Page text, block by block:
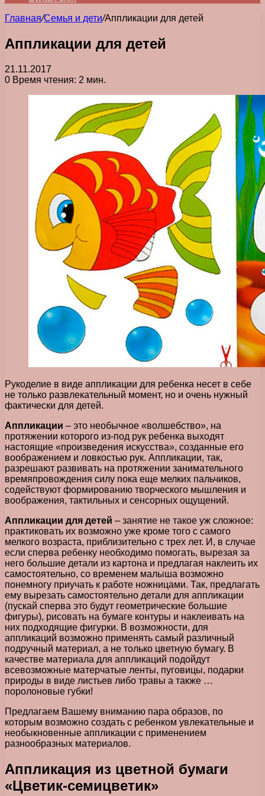
Главная/Семья и дети/Аппликации для детей
Аппликации для детей
21.11.2017
0 Время чтения: 2 мин.
Рукоделие в виде аппликации для ребенка несет в себе
не только развлекательный момент, но и очень нужный
фактически для детей.
Аппликации – это необычное «волшебство», на
протяжении которого из-под рук ребенка выходят
настоящие «произведения искусства», созданные его
воображением и ловкостью рук. Аппликации, так,
разрешают развивать на протяжении занимательного
времяпровождения силу пока еще мелких пальчиков,
содействуют формированию творческого мышления и
воображения, тактильных и сенсорных ощущений.
Аппликации для детей – занятие не такое уж сложное:
практиковать их возможно уже кроме того с самого
мелкого возраста, приблизительно с трех лет. И, в случае
если сперва ребенку необходимо помогать, вырезая за
него большие детали из картона и предлагая наклеить их
самостоятельно, со временем малыша возможно
понемногу приучать к работе ножницами. Так, предлагать
ему вырезать самостоятельно детали для аппликации
(пускай сперва это будут геометрические большие
фигуры), рисовать на бумаге контуры и наклеивать на
них подходящие фигурки. В возможности, для
аппликаций возможно применять самый различный
подручный материал, а не только цветную бумагу. В
качестве материала для аппликаций подойдут
всевозможные матерчатые ленты, пуговицы, подарки
природы в виде листьев либо травы а также …
поролоновые губки!
Предлагаем Вашему вниманию пара образов, по
которым возможно создать с ребенком увлекательные и
необыкновенные аппликации с применением
разнообразных материалов.
Аппликация из цветной бумаги
«Цветик-семицветик»